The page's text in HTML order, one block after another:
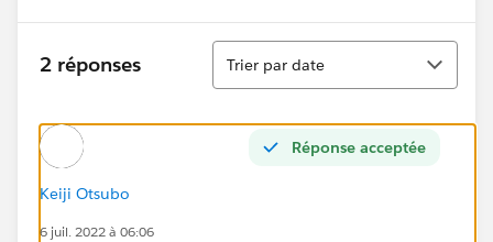
2 réponses
Tri
Trier par date
Réponse acceptée
Keiji Otsubo
6 juil. 2022 à 06:06